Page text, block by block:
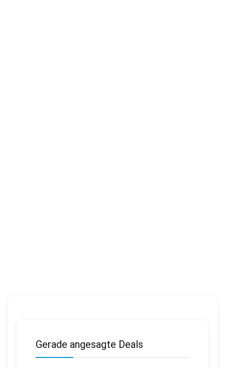
Gerade angesagte Deals